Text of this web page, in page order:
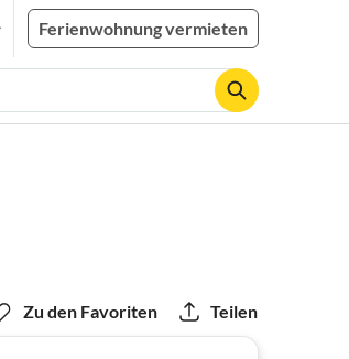
Ferienwohnung vermieten
Zu den Favoriten Teilen